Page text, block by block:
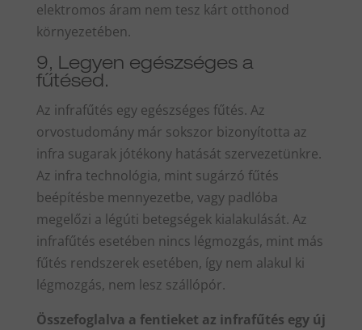
elektromos áram nem tesz kárt otthonod
környezetében.
9, Legyen egészséges a
fűtésed.
Az infrafűtés egy egészséges fűtés. Az
orvostudomány már sokszor bizonyította az
infra sugarak jótékony hatását szervezetünkre.
Az infra technológia, mint sugárzó fűtés
beépítésbe mennyezetbe, vagy padlóba
megelőzi a légúti betegségek kialakulását. Az
infrafűtés esetében nincs légmozgás, mint más
fűtés rendszerek esetében, így nem alakul ki
légmozgás, nem lesz szállópór.
Összefoglalva a fentieket az infrafűtés egy új